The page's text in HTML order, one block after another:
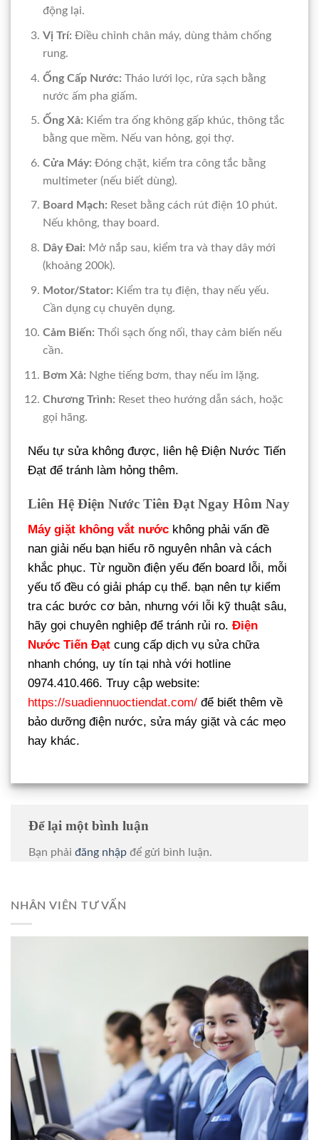
động lại.
Vị Trí: Điều chỉnh chân máy, dùng thảm chống
rung.
Ống Cấp Nước: Tháo lưới lọc, rửa sạch bằng
nước ấm pha giấm.
Ống Xả: Kiểm tra ống không gấp khúc, thông tắc
bằng que mềm. Nếu van hỏng, gọi thợ.
Cửa Máy: Đóng chặt, kiểm tra công tắc bằng
multimeter (nếu biết dùng).
Board Mạch: Reset bằng cách rút điện 10 phút.
Nếu không, thay board.
Dây Đai: Mở nắp sau, kiểm tra và thay dây mới
(khoảng 200k).
Motor/Stator: Kiểm tra tụ điện, thay nếu yếu.
Cần dụng cụ chuyên dụng.
Cảm Biến: Thổi sạch ống nối, thay cảm biến nếu
cần.
Bơm Xả: Nghe tiếng bơm, thay nếu im lặng.
Chương Trình: Reset theo hướng dẫn sách, hoặc
gọi hãng.
Nếu tự sửa không được, liên hệ Điện Nước Tiến
Đạt để tránh làm hỏng thêm.
Liên Hệ Điện Nước Tiên Đạt Ngay Hôm Nay
Máy giặt không vắt nước không phải vấn đề
nan giải nếu bạn hiểu rõ nguyên nhân và cách
khắc phục. Từ nguồn điện yếu đến board lỗi, mỗi
yếu tố đều có giải pháp cụ thể. bạn nên tự kiểm
tra các bước cơ bản, nhưng với lỗi kỹ thuật sâu,
hãy gọi chuyên nghiệp để tránh rủi ro. Điện
Nước Tiến Đạt cung cấp dịch vụ sửa chữa
nhanh chóng, uy tín tại nhà với hotline
0974.410.466. Truy cập website:
https://suadiennuoctiendat.com/ để biết thêm về
bảo dưỡng điện nước, sửa máy giặt và các mẹo
hay khác.
Để lại một bình luận
Bạn phải đăng nhập để gửi bình luận.
NHÂN VIÊN TƯ VẤN